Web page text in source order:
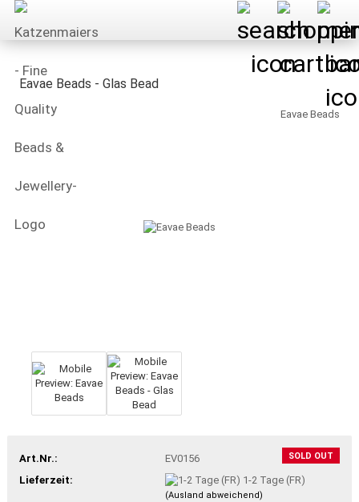
Eavae Beads - Glas Bead
Eavae Beads
SOLD OUT
Art.Nr.:
EV0156
Lieferzeit:
1-2 Tage (FR)
(Ausland abweichend)